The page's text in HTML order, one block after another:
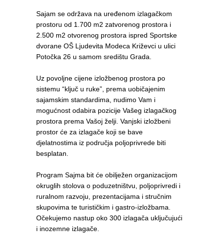
Sajam se održava na uređenom izlagačkom
prostoru od 1.700 m2 zatvorenog prostora i
2.500 m2 otvorenog prostora ispred Sportske
dvorane OŠ Ljudevita Modeca Križevci u ulici
Potočka 26 u samom središtu Grada.
Uz povoljne cijene izložbenog prostora po
sistemu “ključ u ruke”, prema uobičajenim
sajamskim standardima, nudimo Vam i
mogućnost odabira pozicije Vašeg izlagačkog
prostora prema Vašoj želji. Vanjski izložbeni
prostor će za izlagače koji se bave
djelatnostima iz područja poljoprivrede biti
besplatan.
Program Sajma bit će obilježen organizacijom
okruglih stolova o poduzetništvu, poljoprivredi i
ruralnom razvoju, prezentacijama i stručnim
skupovima te turističkim i gastro-izložbama.
Očekujemo nastup oko 300 izlagača uključujući
i inozemne izlagače.